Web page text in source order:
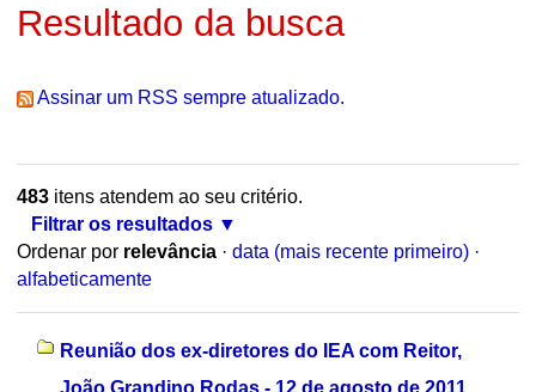
Resultado da busca
Assinar um RSS sempre atualizado.
483itens atendem ao seu critério.
Filtrar os resultados
Ordenar por relevância · data (mais recente primeiro) ·
alfabeticamente
Reunião dos ex-diretores do IEA com Reitor,
João Grandino Rodas - 12 de agosto de 2011